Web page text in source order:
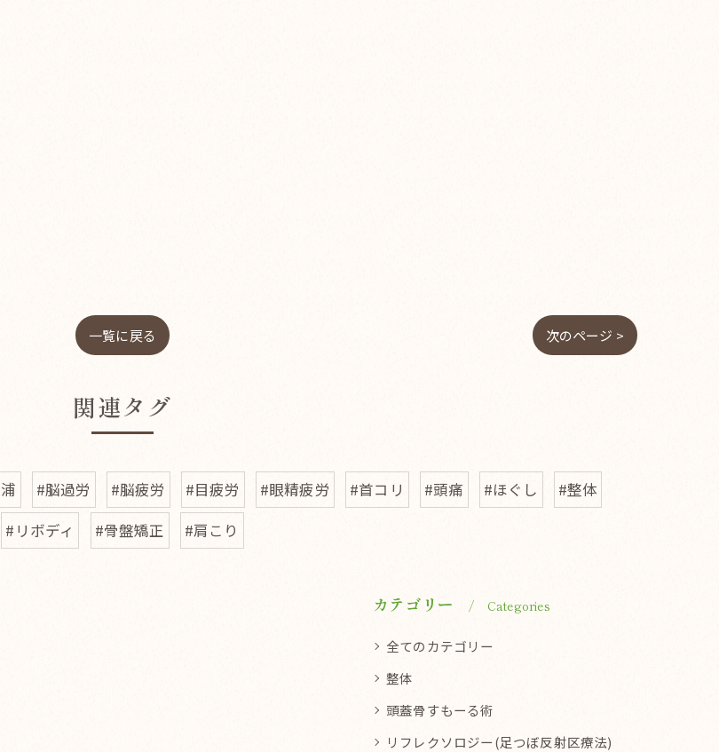
一覧に戻る 次のページ >
関連タグ
#脳過労 #脳疲労 #目疲労 #眼精疲労 #首コリ #頭痛 #ほぐし
#整体
#リボディ
#骨盤矯正 #肩こり
カテゴリー Categories
全てのカテゴリー
整体
頭蓋骨すもーる術
リフレクソロジー(足つぼ反射区療法)